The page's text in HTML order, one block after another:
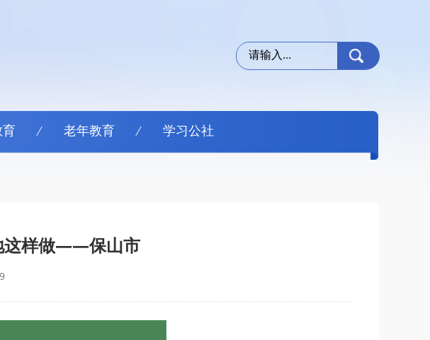
育 老年教育 学习公社
这样做——保山市